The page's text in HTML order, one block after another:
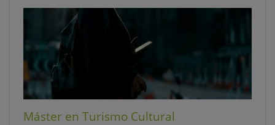
Máster en Turismo Cultural